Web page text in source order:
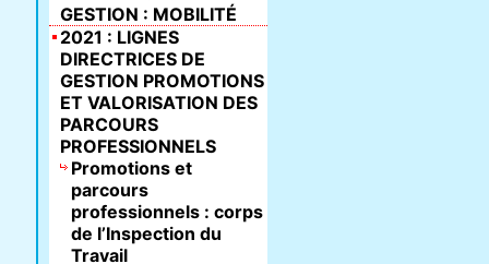
GESTION : MOBILITÉ
2021 : LIGNES
DIRECTRICES DE
GESTION PROMOTIONS
ET VALORISATION DES
PARCOURS
PROFESSIONNELS
Promotions et
parcours
professionnels : corps
de l’Inspection du
Travail